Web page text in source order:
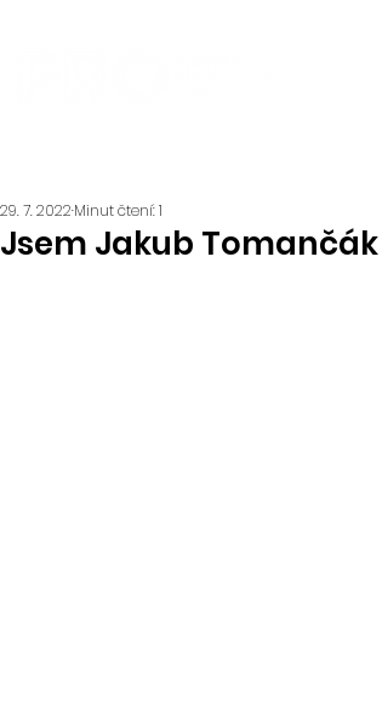
Jsem Jakub Tomančák
29. 7. 2022 Minut čtení: 1